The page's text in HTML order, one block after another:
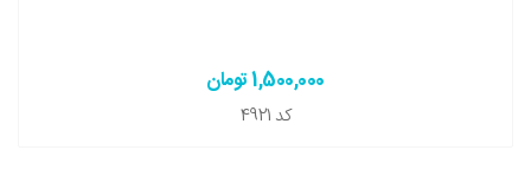
1,500,000 تومان
کد 4921